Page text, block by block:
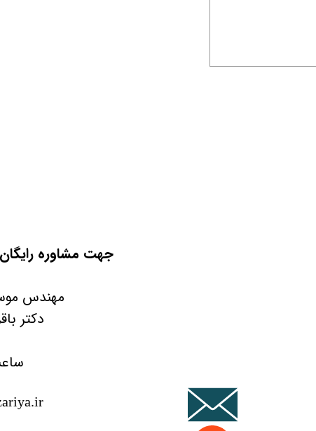
جهت مشاوره
مهندس موسی پور
دکتر باقری
ساعت